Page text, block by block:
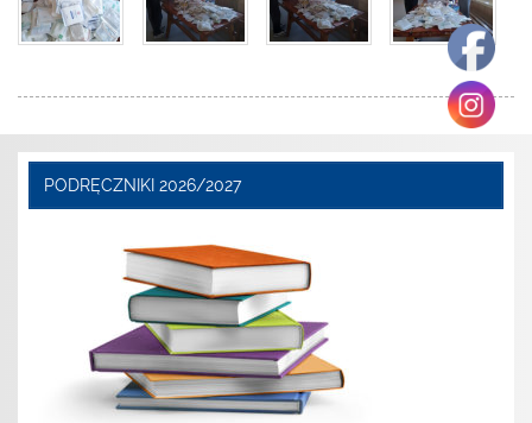
PODRĘCZNIKI 2026/2027